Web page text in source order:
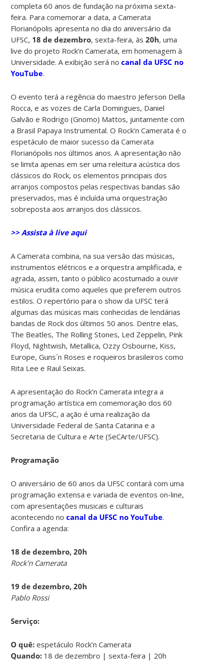
completa 60 anos de fundação na próxima sexta-
feira. Para comemorar a data, a Camerata
Florianópolis apresenta no dia do aniversário da
UFSC, 18 de dezembro, sexta-feira, às20h, uma
live do projeto Rock’n Camerata, em homenagem à
Universidade. A exibição será nocanal da UFSC no
YouTube.
O evento terá a regência do maestro Jeferson Della
Rocca, e as vozes de Carla Domingues, Daniel
Galvão e Rodrigo (Gnomo) Mattos, juntamente com
a Brasil Papaya Instrumental. O Rock’n Camerata é o
espetáculo de maior sucesso da Camerata
Florianópolis nos últimos anos. A apresentação não
se limita apenas em ser uma releitura acústica dos
clássicos do Rock, os elementos principais dos
arranjos compostos pelas respectivas bandas são
preservados, mas é incluída uma orquestração
sobreposta aos arranjos dos clássicos.
>> Assista à live aqui
A Camerata combina, na sua versão das músicas,
instrumentos elétricos e a orquestra amplificada, e
agrada, assim, tanto o público acostumado a ouvir
música erudita como aqueles que preferem outros
estilos. O repertório para o show da UFSC terá
algumas das músicas mais conhecidas de lendárias
bandas de Rock dos últimos 50 anos. Dentre elas,
The Beatles, The Rolling Stones, Led Zeppelin, Pink
Floyd, Nightwish, Metallica, Ozzy Osbourne, Kiss,
Europe, Guns´n Roses e roqueiros brasileiros como
Rita Lee e Raul Seixas.
A apresentação do Rock’n Camerata integra a
programação artística em comemoração dos 60
anos da UFSC, a ação é uma realização da
Universidade Federal de Santa Catarina e a
Secretaria de Cultura e Arte (SeCArte/UFSC).
Programação
O aniversário de 60 anos da UFSC contará com uma
programação extensa e variada de eventos on-line,
com apresentações musicais e culturais
acontecendo nocanal da UFSC no YouTube.
Confira a agenda:
18 de dezembro, 20h
Rock’n Camerata
19 de dezembro, 20h
Pablo Rossi
Serviço:
O quê: espetáculo Rock’n Camerata
Quando: 18 de dezembro | sexta-feira | 20h